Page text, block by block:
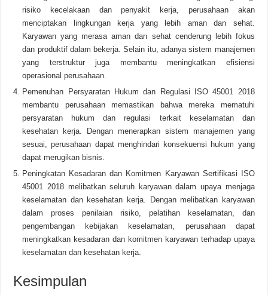
risiko kecelakaan dan penyakit kerja, perusahaan akan
menciptakan lingkungan kerja yang lebih aman dan sehat.
Karyawan yang merasa aman dan sehat cenderung lebih fokus
dan produktif dalam bekerja. Selain itu, adanya sistem manajemen
yang terstruktur juga membantu meningkatkan efisiensi
operasional perusahaan.
Pemenuhan Persyaratan Hukum dan Regulasi ISO 45001 2018
membantu perusahaan memastikan bahwa mereka mematuhi
persyaratan hukum dan regulasi terkait keselamatan dan
kesehatan kerja. Dengan menerapkan sistem manajemen yang
sesuai, perusahaan dapat menghindari konsekuensi hukum yang
dapat merugikan bisnis.
Peningkatan Kesadaran dan Komitmen Karyawan Sertifikasi ISO
45001 2018 melibatkan seluruh karyawan dalam upaya menjaga
keselamatan dan kesehatan kerja. Dengan melibatkan karyawan
dalam proses penilaian risiko, pelatihan keselamatan, dan
pengembangan kebijakan keselamatan, perusahaan dapat
meningkatkan kesadaran dan komitmen karyawan terhadap upaya
keselamatan dan kesehatan kerja.
Kesimpulan